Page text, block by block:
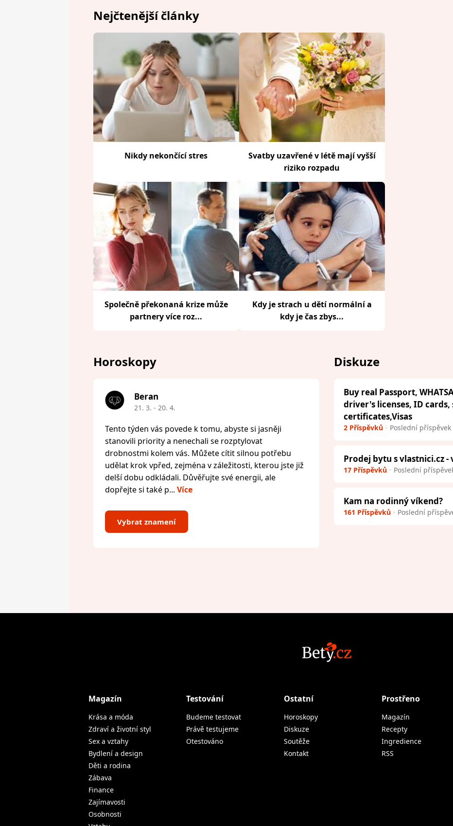
Nejčtenější články
Nikdy nekončící stres
Svatby uzavřené v létě mají vyšší
riziko rozpadu
Společně překonaná krize může
partnery více roz...
Kdy je strach u dětí normální a
kdy je čas zbys...
Horoskopy
Beran
21. 3. - 20. 4.
Tento týden vás povede k tomu, abyste si jasněji
stanovili priority a nenechali se rozptylovat
drobnostmi kolem vás. Můžete cítit silnou potřebu
udělat krok vpřed, zejména v záležitosti, kterou jste již
delší dobu odkládali. Důvěřujte své energii, ale
dopřejte si také p... Více
Vybrat znamení
Diskuze
Buy real Passport,
driver's licenses, ID
certificates,Visas
2 Příspěvků Poslední příspěvek
Prodej bytu s vlastnici.cz -
17 Příspěvků Poslední
Kam na rodinný víkend?
161 Příspěvků Poslední
Magazín
Krása a móda
Zdraví a životní styl
Sex a vztahy
Bydlení a design
Děti a rodina
Zábava
Finance
Zajímavosti
Osobnosti
Testování
Budeme testovat
Právě testujeme
Otestováno
Ostatní
Horoskopy
Diskuze
Soutěže
Kontakt
Prostřeno
Magazín
Recepty
Ingredience
RSS